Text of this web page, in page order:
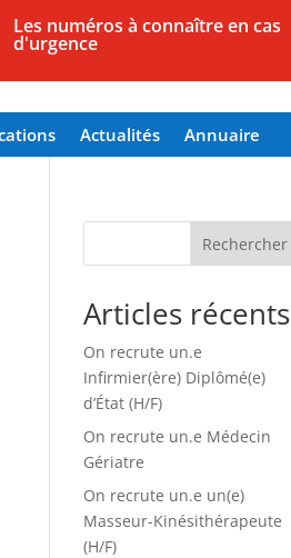
Les numéros à connaître en cas
d'urgence
Actualités Annuaire
Rechercher
Articles récents
On recrute un.e
Infirmier(ère) Diplômé(e)
d’État (H/F)
On recrute un.e Médecin
Gériatre
On recrute un.e un(e)
Masseur-Kinésithérapeute
(H/F)